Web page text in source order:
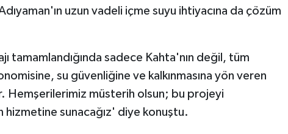
uzun vadeli içme suyu ihtiyacına da çözüm
tamamlandığında sadece Kahta'nın değil, tüm
su güvenliğine ve kalkınmasına yön veren
Hemşerilerimiz müsterih olsun; bu projeyi
sunacağız' diye konuştu.